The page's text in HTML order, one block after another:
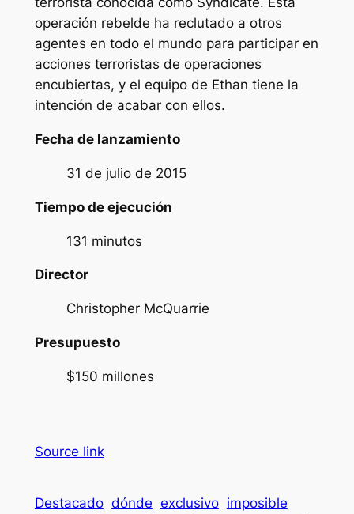
operación rebelde ha reclutado a otros
agentes en todo el mundo para participar en
acciones terroristas de operaciones
encubiertas, y el equipo de Ethan tiene la
intención de acabar con ellos.
Fecha de lanzamiento
31 de julio de 2015
Tiempo de ejecución
131 minutos
Director
Christopher McQuarrie
Presupuesto
$150 millones
Source link
Destacado dónde exclusivo imposible